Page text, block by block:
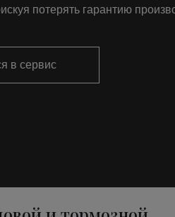
потерять гарантию
в сервис